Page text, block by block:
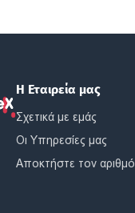
Η Εταιρεία μας
Σχετικά με εμάς
Οι Υπηρεσίες μας
Αποκτήστε τον αριθμό